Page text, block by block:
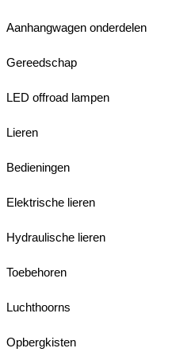
Aanhangwagen onderdelen
Gereedschap
LED offroad lampen
Lieren
Bedieningen
Elektrische lieren
Hydraulische lieren
Toebehoren
Luchthoorns
Opbergkisten